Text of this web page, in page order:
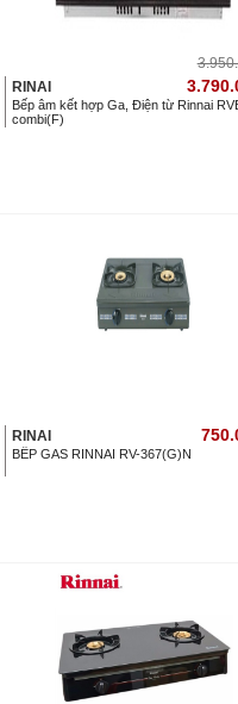
RINAI
Bếp âm kết hợp Ga, Điện từ Rinnai
combi(F)
RINAI
BẾP GAS RINNAI RV-367(G)N